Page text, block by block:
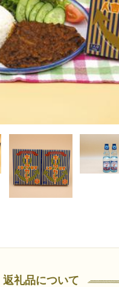
返礼品について